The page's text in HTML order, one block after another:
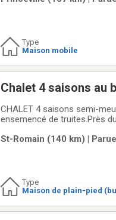
Type
Maison mobile
Chalet 4 saisons au
CHALET 4 saisons semi-
ensemencé de truites.Près
chaleureux,toiture métallique
St-Romain (140 km) |
Type
Maison de plain-pied